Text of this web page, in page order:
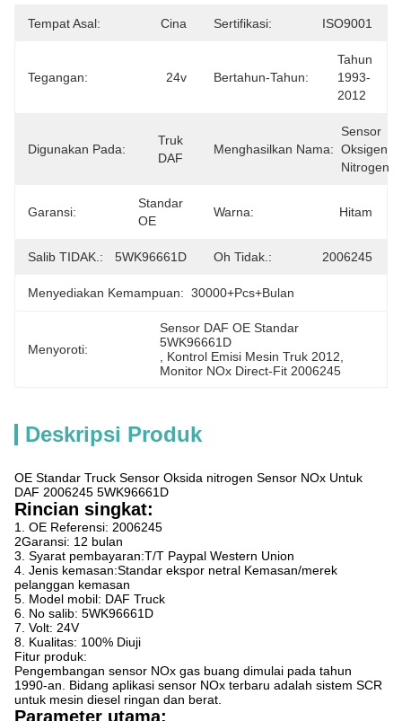
Tempat Asal: Cina Sertifikasi: ISO9001
Tegangan: 24v Bertahun-Tahun:
Tahun
1993-
2012
Digunakan Pada:
Truk
DAF
Menghasilkan Nama:
Sensor
Oksigen
Nitrogen
Garansi:
Standar
OE
Warna: Hitam
Salib TIDAK.: 5WK96661D Oh Tidak.: 2006245
Menyediakan Kemampuan: 30000+Pcs+Bulan
Menyoroti:
Sensor DAF OE Standar
5WK96661D
Kontrol Emisi Mesin Truk 2012
Monitor NOx Direct-Fit 2006245
Deskripsi Produk
OE Standar Truck Sensor Oksida nitrogen Sensor NOx Untuk
DAF 2006245 5WK96661D
Rincian singkat:
1. OE Referensi: 2006245
2Garansi: 12 bulan
3. Syarat pembayaran:T/T Paypal Western Union
4. Jenis kemasan:Standar ekspor netral Kemasan/merek
pelanggan kemasan
5. Model mobil: DAF Truck
6. No salib: 5WK96661D
7. Volt: 24V
8. Kualitas: 100% Diuji
Fitur produk:
Pengembangan sensor NOx gas buang dimulai pada tahun
1990-an. Bidang aplikasi sensor NOx terbaru adalah sistem SCR
untuk mesin diesel ringan dan berat.
Parameter utama: